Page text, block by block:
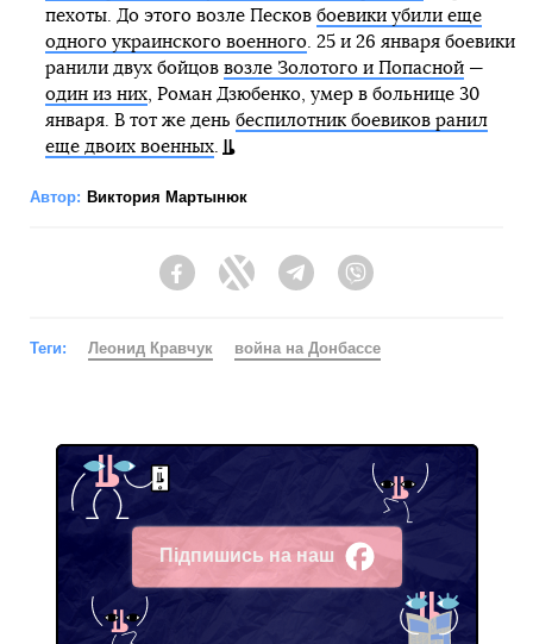
пехоты. До этого возле Песков боевики убили еще
одного украинского военного. 25 и 26 января боевики
ранили двух бойцов возле Золотого и Попасной—
один из них, Роман Дзюбенко, умер в больнице 30
января. В тот же день беспилотник боевиков ранил
еще двоих военных.
Автор: Виктория Мартынюк
FacebookTwitter Telegram
Теги: Леонид Кравчук война на Донбассе
Підпишись на наш
Facebook